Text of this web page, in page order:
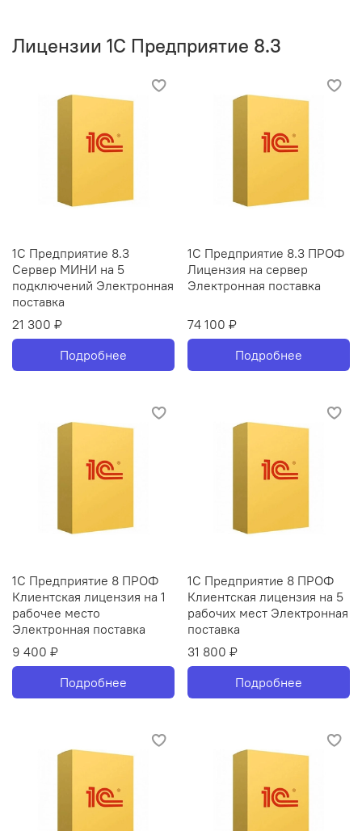
Лицензии 1С Предприятие 8.3
1С Предприятие 8.3
Сервер МИНИ на 5
подключений Электронная
поставка
21 300 ₽
Подробнее
1С Предприятие 8.3 ПРОФ
Лицензия на сервер
Электронная поставка
74 100 ₽
Подробнее
1С Предприятие 8 ПРОФ
Клиентская лицензия на 1
рабочее место
Электронная поставка
9 400 ₽
Подробнее
1С Предприятие 8 ПРОФ
Клиентская лицензия на 5
рабочих мест Электронная
поставка
31 800 ₽
Подробнее